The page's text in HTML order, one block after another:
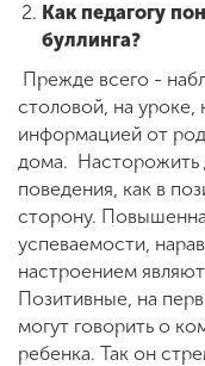
Как педагогу
буллинга?
Прежде всего -
столовой, на уроке,
информацией от
дома. Насторожить
поведения, как в
сторону.
успеваемости,
настроением
Позитивные, на
могут говорить о
ребенка. Так он